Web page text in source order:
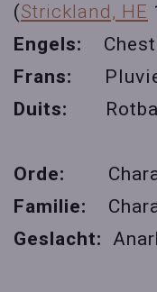
(Strickland, HE
Engels:
Frans:
Duits:
Orde:
Familie:
Geslacht: